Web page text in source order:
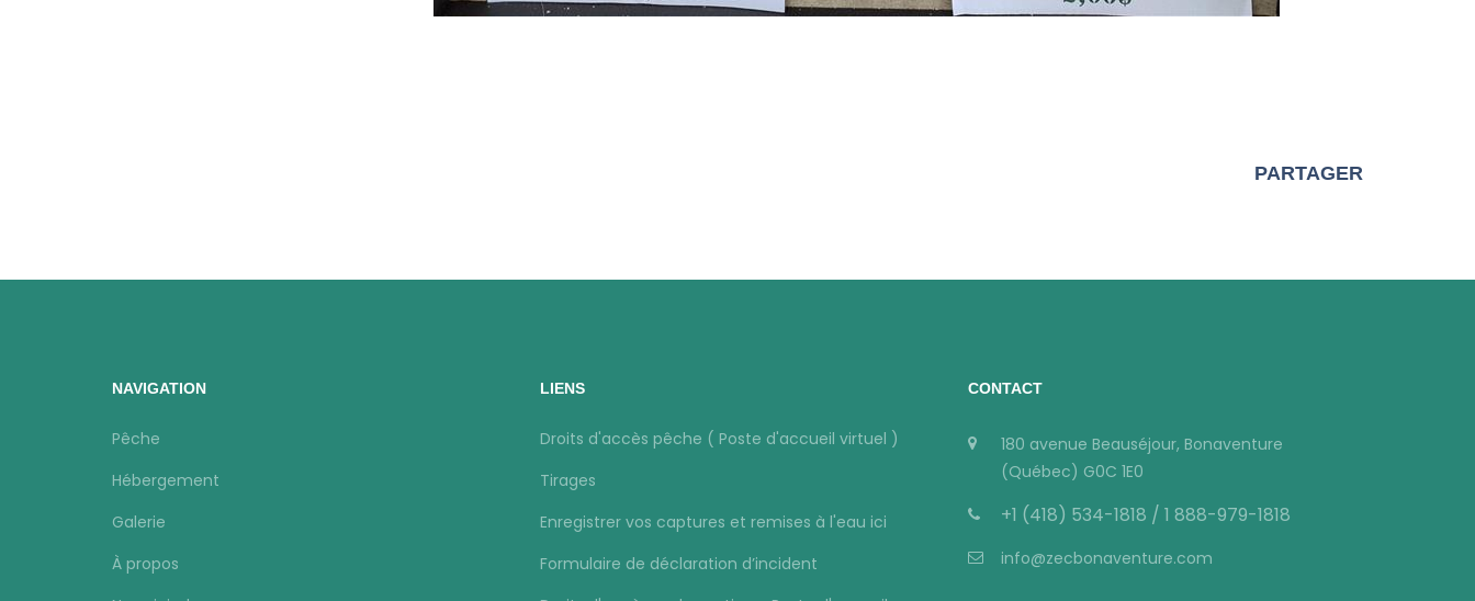
PARTAGER
NAVIGATION
Pêche
Hébergement
Galerie
À propos
LIENS
Droits d'accès pêche ( Poste d'accueil virtuel )
Tirages
Enregistrer vos captures et remises à l'eau ici
Formulaire de déclaration d’incident
CONTACT
180 avenue Beauséjour, Bonaventure
(Québec) G0C 1E0
+1 (418) 534-1818 / 1 888-979-1818
info@zecbonaventure.com